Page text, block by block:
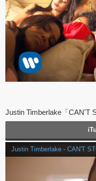
Justin Timberlake「CAN'T